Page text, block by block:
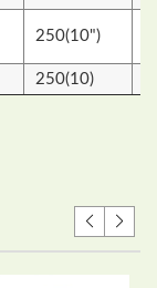
250(10")
250(10)